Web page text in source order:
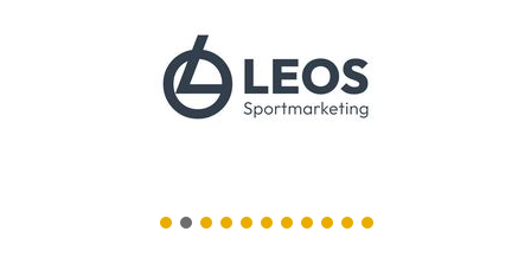
1 2 3 4 5 6 7 8 9 1011